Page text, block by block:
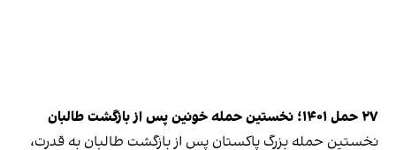
۲۷ حمل ۱۴۰۱؛ نخستین حمله خونین پس از بازگشت طالبان
نخستین حمله بزرگ پاکستان پس از بازگشت طالبان به قدرت،